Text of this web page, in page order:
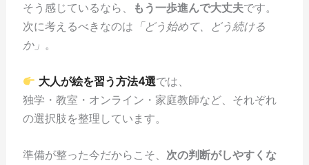
そう感じているなら、 もう一歩進んで大丈夫です。
次に考えるべきなのは 「どう始めて、どう続ける
か」 。
大人が絵を習う方法4選では、
独学・教室・オンライン・家庭教師など、それぞれ
の選択肢を整理しています。
準備が整った今だからこそ、 次の判断がしやすくな